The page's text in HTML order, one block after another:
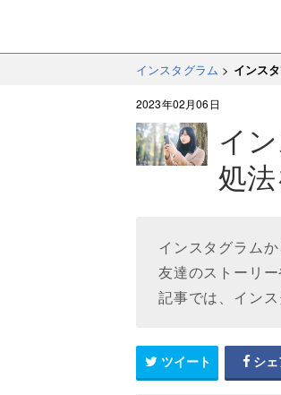
インスタグラム > インス
2023年02月06日
イ
処法
インスタグラム
友達のストーリ
記事では、イン
ツイート シ